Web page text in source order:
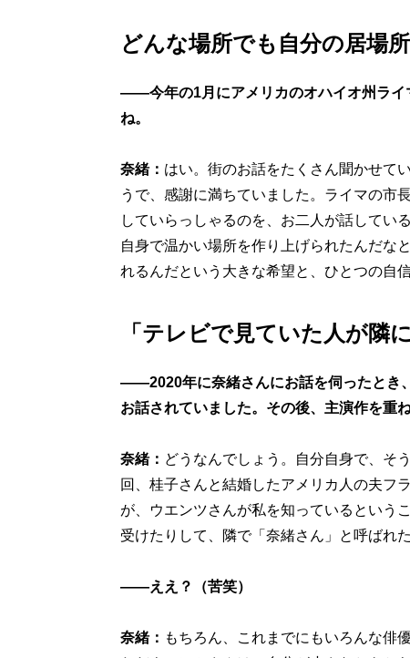
どんな場所でも自分の居場
——今年の1月にアメリカのオハイオ州ライ
ね。
奈緒： はい。街のお話をたくさん聞かせて
うで、感謝に満ちていました。ライマの市
していらっしゃるのを、お二人が話してい
自身で温かい場所を作り上げられたんだな
れるんだという大きな希望と、ひとつの自
「テレビで見ていた人が隣
——2020年に奈緒さんにお話を伺ったとき
お話されていました。その後、主演作を重
奈緒： どうなんでしょう。自分自身で、そ
回、桂子さんと結婚したアメリカ人の夫フ
が、ウエンツさんが私を知っているとい
受けたりして、隣で「奈緒さん」と呼ばれ
——ええ？（苦笑）
奈緒： もちろん、これまでにもいろんな俳